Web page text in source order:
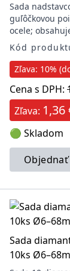
Sada
guľôčkovou
ocele;
Kód
Zľava: 10%
Cena s DPH:
Zľava: 1,36
🟢 Skladom
Objednať
Sada
10ks